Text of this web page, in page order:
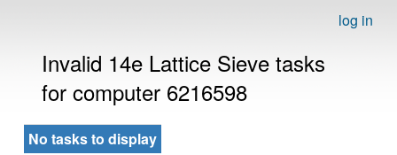
log in
Invalid 14e Lattice Sieve tasks
for computer 6216598
No tasks to display